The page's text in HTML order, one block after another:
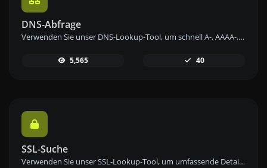
DNS-Abfrage
Verwenden Sie unser DNS-Lookup-Tool, um schnell A-, AAAA-, CNAME-, MX-, NS-, TXT-, SOA-DNS-Einträge eines Hosts zu finden und detaillierte Informationen zu erhalten.
5,565 40
SSL-Suche
Verwenden Sie unser SSL-Lookup-Tool, um umfassende Details zu jedem SSL-Zertifikat abzurufen und die Sicherheit Ihrer Website zu gewährleisten.